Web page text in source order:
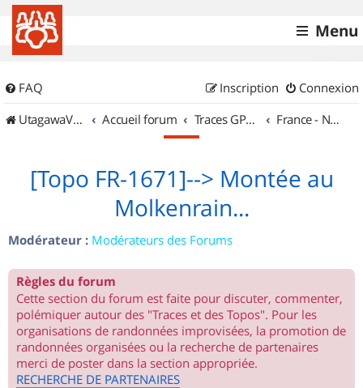
Menu
FAQ Connexion
Inscription
UtagawaVTT (Randos VTT et VTTAE avec traces GPS)
Accueil forum Traces GPS de randos VTT France - Nord Est
[Topo FR-1671]--> Montée au
Molkenrain...
Modérateur : Modérateurs des Forums
Règles du forum
Cette section du forum est faite pour discuter, commenter,
polémiquer autour des "Traces et des Topos". Pour les
organisations de randonnées improvisées, la promotion de
randonnées organisées ou la recherche de partenaires
merci de poster dans la section appropriée.
RECHERCHE DE PARTENAIRES